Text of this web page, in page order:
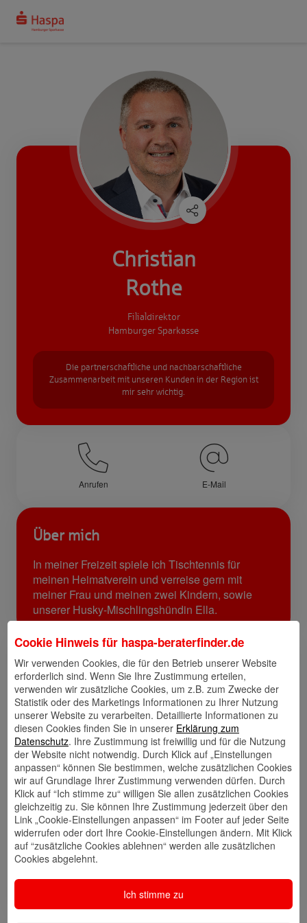
Christian
Rothe
Filialdirektor
Hamburger Sparkasse
Die partnerschaftliche und nachbarschaftliche
Zusammenarbeit mit unseren Kunden in der Region ist
mir sehr wichtig.
Anrufen E-Mail
Über mich
In meiner Freizeit spiele ich Tischtennis für
meinen Heimatverein und verreise gern mit
meiner Frau und meinen zwei Kindern, sowie
unserer Husky-Mischlingshündin Ella.
Links
Kontakt
speichern
Walletkarte
hinzufügen
Rückrufwunsch
Website
🎊 Haspa-
Veranstaltungen
🎯 Service-
Center
werben
Cookie Hinweis für haspa-beraterfinder.de
Wir verwenden Cookies, die für den Betrieb unserer Website
erforderlich sind. Wenn Sie Ihre Zustimmung erteilen,
verwenden wir zusätzliche Cookies, um z.B. zum Zwecke der
Statistik oder des Marketings Informationen zu Ihrer Nutzung
unserer Website zu verarbeiten. Detaillierte Informationen zu
diesen Cookies finden Sie in unserer Erklärung zum
Datenschutz. Ihre Zustimmung ist freiwillig und für die Nutzung
der Website nicht notwendig. Durch Klick auf „Einstellungen
anpassen“ können Sie bestimmen, welche zusätzlichen Cookies
wir auf Grundlage Ihrer Zustimmung verwenden dürfen. Durch
Klick auf “Ich stimme zu“ willigen Sie allen zusätzlichen Cookies
gleichzeitig zu. Sie können Ihre Zustimmung jederzeit über den
Link „Cookie-Einstellungen anpassen“ im Footer auf jeder Seite
widerrufen oder dort Ihre Cookie-Einstellungen ändern. Mit Klick
auf “zusätzliche Cookies ablehnen“ werden alle zusätzlichen
Cookies abgelehnt.
Ich stimme zu